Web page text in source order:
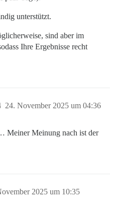
unterstützt.
sind aber im
Ihre Ergebnisse recht
24. November 2025 um 04:36
Meiner Meinung nach ist der
2025 um 10:35